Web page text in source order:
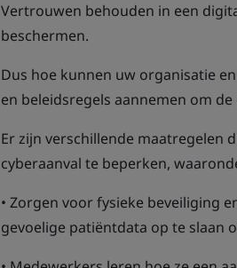
Vertrouwen behouden in een
beschermen.
Dus hoe kunnen uw organisatie
en beleidsregels aannemen om
Er zijn verschillende maatregelen
cyberaanval te beperken,
• Zorgen voor fysieke beveiliging
gevoelige patiëntdata op te slaan